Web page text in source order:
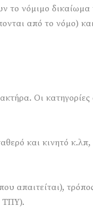
νόμιμο δικαίωμα
από το νόμο)
Οι κατηγορίες
και κινητό
απαιτείται),
ΤΠΥ).